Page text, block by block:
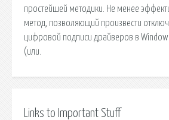
простейшей методики. Не менее
метод, позволяющий произвести
цифровой подписи драйверов в
(или.
Links to Important Stuff